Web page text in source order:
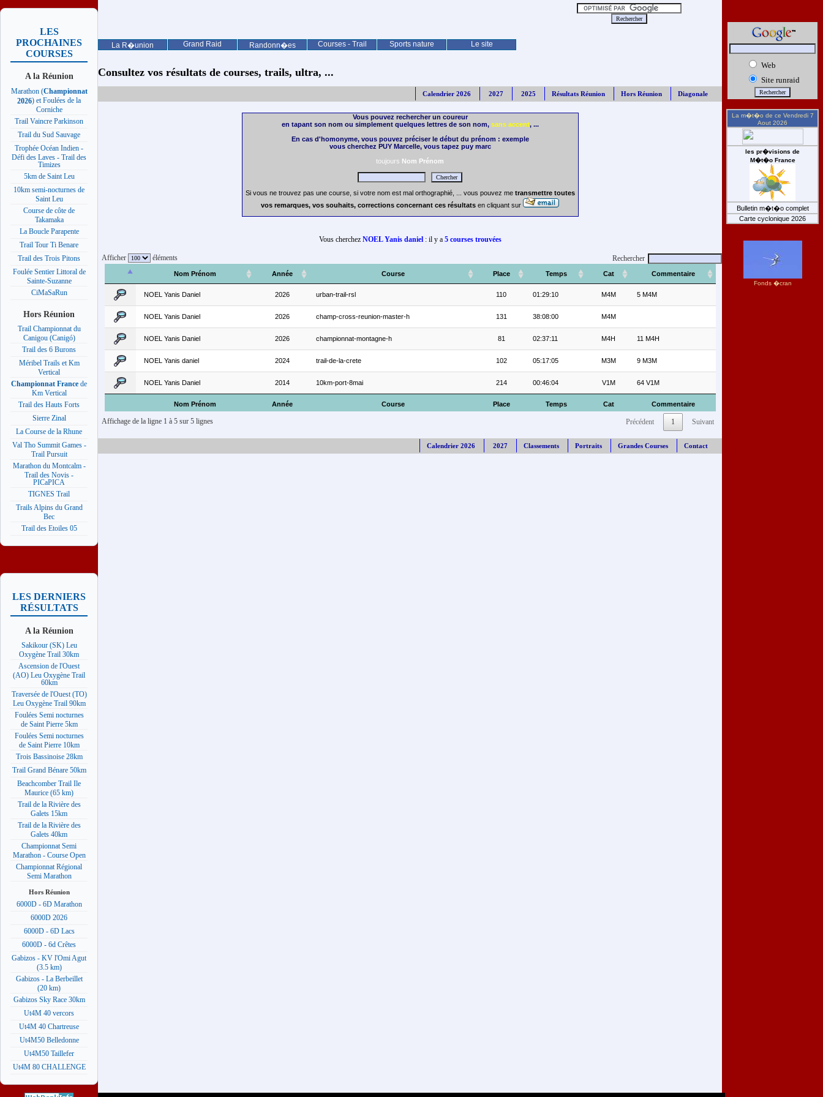
La R�union Grand Raid Randonn�es Courses - Trail Sports nature Le site
LES
PROCHAINES
COURSES
A la Réunion
Marathon (Championnat
2026) et Foulées de la
Corniche
Trail Vaincre Parkinson
Trail du Sud Sauvage
Trophée Océan Indien -
Défi des Laves - Trail des
Timizes
5km de Saint Leu
10km semi-nocturnes de
Saint Leu
Course de côte de
Takamaka
La Boucle Parapente
Trail Tour Ti Benare
Trail des Trois Pitons
Foulée Sentier Littoral de
Sainte-Suzanne
CiMaSaRun
Hors Réunion
Trail Championnat du
Canigou (Canigó)
Trail des 6 Burons
Méribel Trails et Km
Vertical
Championnat France de
Km Vertical
Trail des Hauts Forts
Sierre Zinal
La Course de la Rhune
Val Tho Summit Games -
Trail Pursuit
Marathon du Montcalm -
Trail des Novis -
PICaPICA
TIGNES Trail
Trails Alpins du Grand
Bec
Trail des Etoiles 05
LES DERNIERS
RÉSULTATS
A la Réunion
Sakikour (SK) Leu
Oxygène Trail 30km
Ascension de l'Ouest
(AO) Leu Oxygène Trail
60km
Traversée de l'Ouest (TO)
Leu Oxygène Trail 90km
Foulées Semi nocturnes
de Saint Pierre 5km
Foulées Semi nocturnes
de Saint Pierre 10km
Trois Bassinoise 28km
Trail Grand Bénare 50km
Beachcomber Trail Ile
Maurice (65 km)
Trail de la Rivière des
Galets 15km
Trail de la Rivière des
Galets 40km
Championnat Semi
Marathon - Course Open
Championnat Régional
Semi Marathon
Hors Réunion
6000D - 6D Marathon
6000D 2026
6000D - 6D Lacs
6000D - 6d Crêtes
Gabizos - KV l'Omi Agut
(3.5 km)
Gabizos - La Berbeillet
(20 km)
Gabizos Sky Race 30km
Ut4M 40 vercors
Ut4M 40 Chartreuse
Ut4M50 Belledonne
Ut4M50 Taillefer
Ut4M 80 CHALLENGE
Consultez vos résultats de courses, trails, ultra, ...
Calendrier 2026 2027 2025 Résultats Réunion Hors Réunion Diagonale
Vous pouvez rechercher un coureur
en tapant son nom ou simplement quelques lettres de son nom, sans accent, ...
En cas d'homonyme, vous pouvez préciser le début du prénom : exemple
vous cherchez PUY Marcelle, vous tapez puy marc
toujours Nom Prénom
Si vous ne trouvez pas une course, si votre nom est mal orthographié, ... vous pouvez me transmettre toutes
vos remarques, vos souhaits, corrections concernant ces résultats en cliquant sur
Vous cherchez NOEL Yanis daniel: il y a 5 courses trouvées
Afficher éléments Rechercher
Nom Prénom Année Course Place Temps Cat Commentaire
Nom Prénom Année Course Place Temps Cat Commentaire
NOEL Yanis Daniel 2026 urban-trail-rsl 110 01:29:10 M4M 5 M4M
NOEL Yanis Daniel 2026 champ-cross-reunion-master-h 131 38:08:00 M4M
NOEL Yanis Daniel 2026 championnat-montagne-h 81 02:37:11 M4H 11 M4H
NOEL Yanis daniel 2024 trail-de-la-crete 102 05:17:05 M3M 9 M3M
NOEL Yanis Daniel 2014 10km-port-8mai 214 00:46:04 V1M 64 V1M
Affichage de la ligne 1 à 5 sur 5 lignes Précédent 1 Suivant
Calendrier 2026 2027 Classements Portraits Grandes Courses Contact
Web
Site runraid
La m�t�o de ce Vendredi 7
Aout 2026
les pr�visions de
M�t�o France
Bulletin m�t�o complet
Carte cyclonique 2026
Fonds �cran